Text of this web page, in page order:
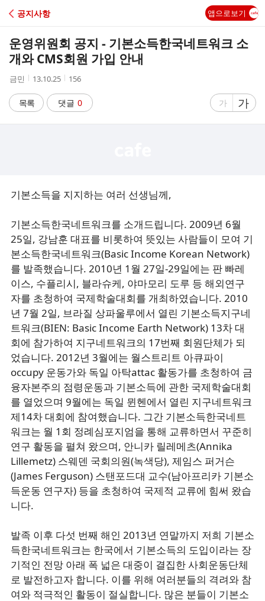
C
공지사항 앱으로보기
운영위원회 공지 - 기본소득한국네트워크 소
개와 CMS회원 가입 안내
작
자
금민
작
시
간
13.10.25
조
수
156
목록 댓글 0
글
가
글
자
가
기본소득을 지지하는 여러 선생님께,
기본소득한국네트워크를 소개드립니다. 2009년 6월
25일, 강남훈 대표를 비롯하여 뜻있는 사람들이 모여 기
본소득한국네트워크(Basic Income Korean Network)
를 발족했습니다. 2010년 1월 27일-29일에는 판 빠레
이스, 수플리시, 블라슈케, 야마모리 도루 등 해외연구
자를 초청하여 국제학술대회를 개최하였습니다. 2010
년 7월 2일, 브라질 상파울루에서 열린 기본소득지구네
트워크(BIEN: Basic Income Earth Network) 13차 대
회에 참가하여 지구네트워크의 17번째 회원단체가 되
었습니다. 2012년 3월에는 월스트리트 아큐파이
occupy 운동가와 독일 아탁attac 활동가를 초청하여 금
융자본주의 점령운동과 기본소득에 관한 국제학술대회
를 열었으며 9월에는 독일 뮌헨에서 열린 지구네트워크
제14차 대회에 참여했습니다. 그간 기본소득한국네트
워크는 월 1회 정례심포지엄을 통해 교류하면서 꾸준히
연구 활동을 펼쳐 왔으며, 안니카 릴레메츠(Annika
Lillemetz) 스웨덴 국회의원(녹색당), 제임스 퍼거슨
(James Ferguson) 스탠포드대 교수(남아프리카 기본소
득운동 연구자) 등을 초청하여 국제적 교류에 힘써 왔습
니다.
발족 이후 다섯 번째 해인 2013년 연말까지 저희 기본소
득한국네트워크는 한국에서 기본소득의 도입이라는 장
기적인 전망 아래 폭 넓은 대중이 결집한 사회운동단체
로 발전하고자 합니다. 이를 위해 여러분들의 격려와 참
여와 적극적인 활동이 절실합니다. 많은 분들이 기본소